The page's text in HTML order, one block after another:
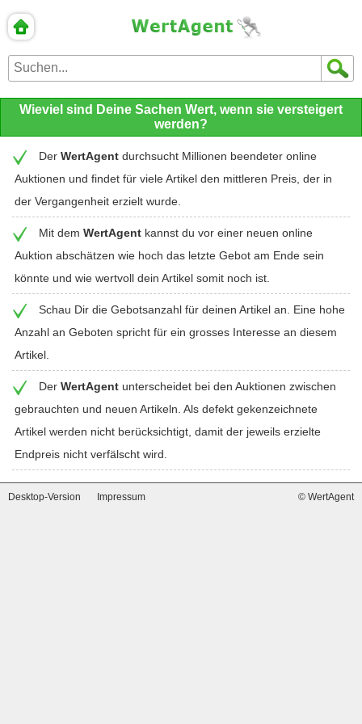
Wieviel sind Deine Sachen Wert, wenn sie versteigert
werden?
Der WertAgent durchsucht Millionen beendeter online
Auktionen und findet für viele Artikel den mittleren Preis, der in
der Vergangenheit erzielt wurde.
Mit dem WertAgent kannst du vor einer neuen online
Auktion abschätzen wie hoch das letzte Gebot am Ende sein
könnte und wie wertvoll dein Artikel somit noch ist.
Schau Dir die Gebotsanzahl für deinen Artikel an. Eine hohe
Anzahl an Geboten spricht für ein grosses Interesse an diesem
Artikel.
Der WertAgent unterscheidet bei den Auktionen zwischen
gebrauchten und neuen Artikeln. Als defekt gekenzeichnete
Artikel werden nicht berücksichtigt, damit der jeweils erzielte
Endpreis nicht verfälscht wird.
Desktop-Version Impressum © WertAgent